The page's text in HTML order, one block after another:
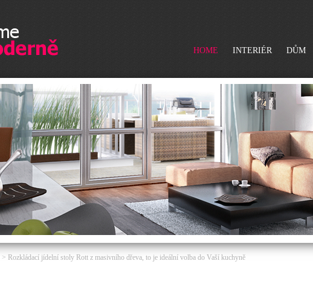
HOME INTERIÉR DŮM
Rozkládací jídelní stoly Rott z masivního dřeva, to je ideální volba do Vaší kuchyně